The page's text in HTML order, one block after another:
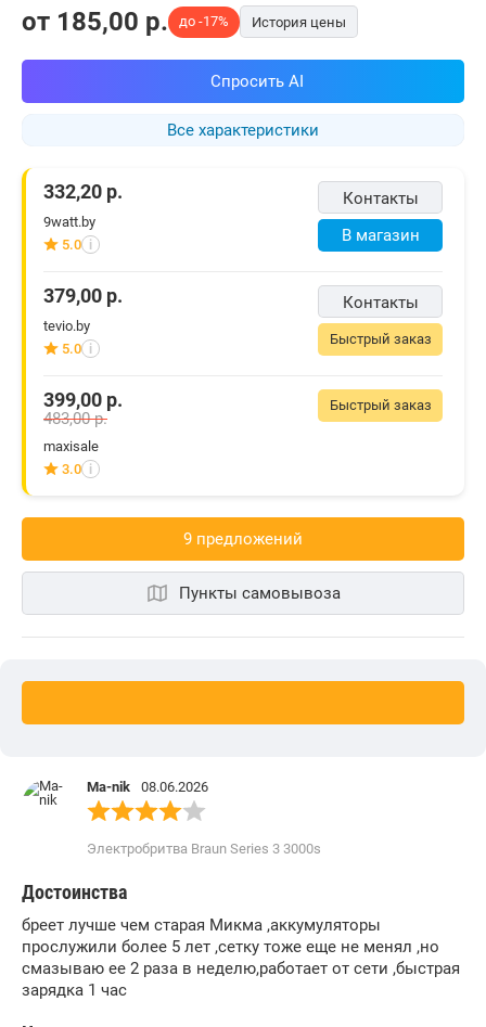
Все характеристики
от 185,00 p. до -17% История цены
Спросить AI
Контакты
В магазин
332,20 р.
9watt.by
5.0 i
Контакты
Быстрый заказ
379,00 р.
tevio.by
5.0 i
Быстрый заказ
399,00 р.
483,00р.
maxisale
3.0 i
9 предложений
Пункты самовывоза
Ma-nik 08.06.2026
Электробритва Braun Series 3 3000s
Достоинства
бреет лучше чем старая Микма ,аккумуляторы
прослужили более 5 лет ,сетку тоже еще не менял ,но
смазываю ее 2 раза в неделю,работает от сети ,быстрая
зарядка 1 час